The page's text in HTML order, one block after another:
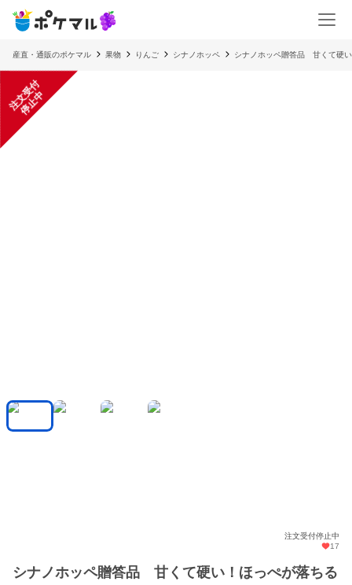
産直・通販のポケマル 果物 りんご シナノホッペ シナノホッペ贈答品 甘くて硬
注
文
受
付
停
止
中
注文受付停止中
17
シナノホッペ贈答品 甘くて硬い！ほっぺが落ちる